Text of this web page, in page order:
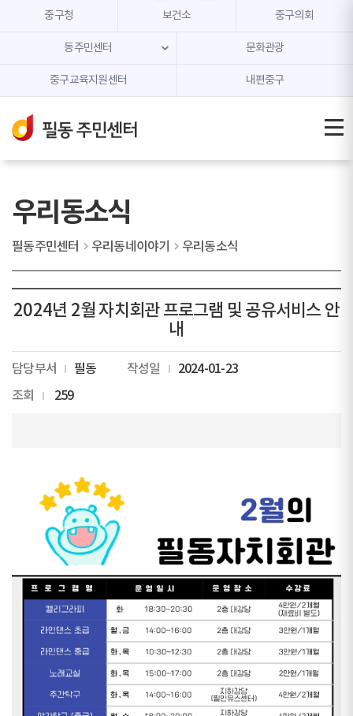
본문 내용 바로가기
주메뉴 바로가기
중구청 보건소 중구의회
동주민센터 문화관광
중구교육지원센터 내편중구
우리동소식
필동주민센터 우리동네이야기 우리동소식
2024년 2월 자치회관 프로그램 및 공유서비스 안
내
담당부서 필동 작성일
2024-01-23
조회
259